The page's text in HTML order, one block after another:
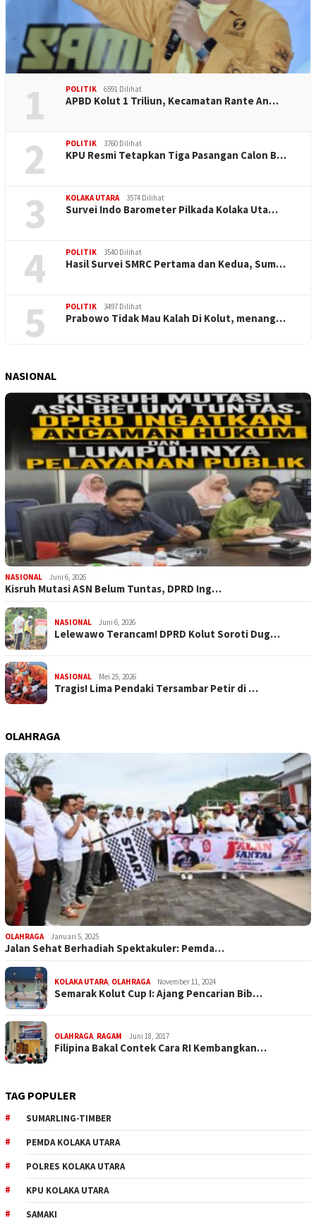
1 POLITIK 6591 Dilihat
APBD Kolut 1 Triliun, Kecamatan Rante An…
2 POLITIK 3760 Dilihat
KPU Resmi Tetapkan Tiga Pasangan Calon B…
3 KOLAKA UTARA 3574 Dilihat
Survei Indo Barometer Pilkada Kolaka Uta…
4 POLITIK 3540 Dilihat
Hasil Survei SMRC Pertama dan Kedua, Sum…
5 POLITIK 3497 Dilihat
Prabowo Tidak Mau Kalah Di Kolut, menang…
NASIONAL
NASIONAL Juni 6, 2026
Kisruh Mutasi ASN Belum Tuntas, DPRD Ing…
NASIONAL Juni 6, 2026
Lelewawo Terancam! DPRD Kolut Soroti Dug…
NASIONAL Mei 25, 2026
Tragis! Lima Pendaki Tersambar Petir di …
OLAHRAGA
OLAHRAGA Januari 5, 2025
Jalan Sehat Berhadiah Spektakuler: Pemda…
KOLAKA UTARA, OLAHRAGA November 11, 2024
Semarak Kolut Cup I: Ajang Pencarian Bib…
OLAHRAGA, RAGAM Juni 18, 2017
Filipina Bakal Contek Cara RI Kembangkan…
TAG POPULER
SUMARLING-TIMBER
PEMDA KOLAKA UTARA
POLRES KOLAKA UTARA
KPU KOLAKA UTARA
SAMAKI